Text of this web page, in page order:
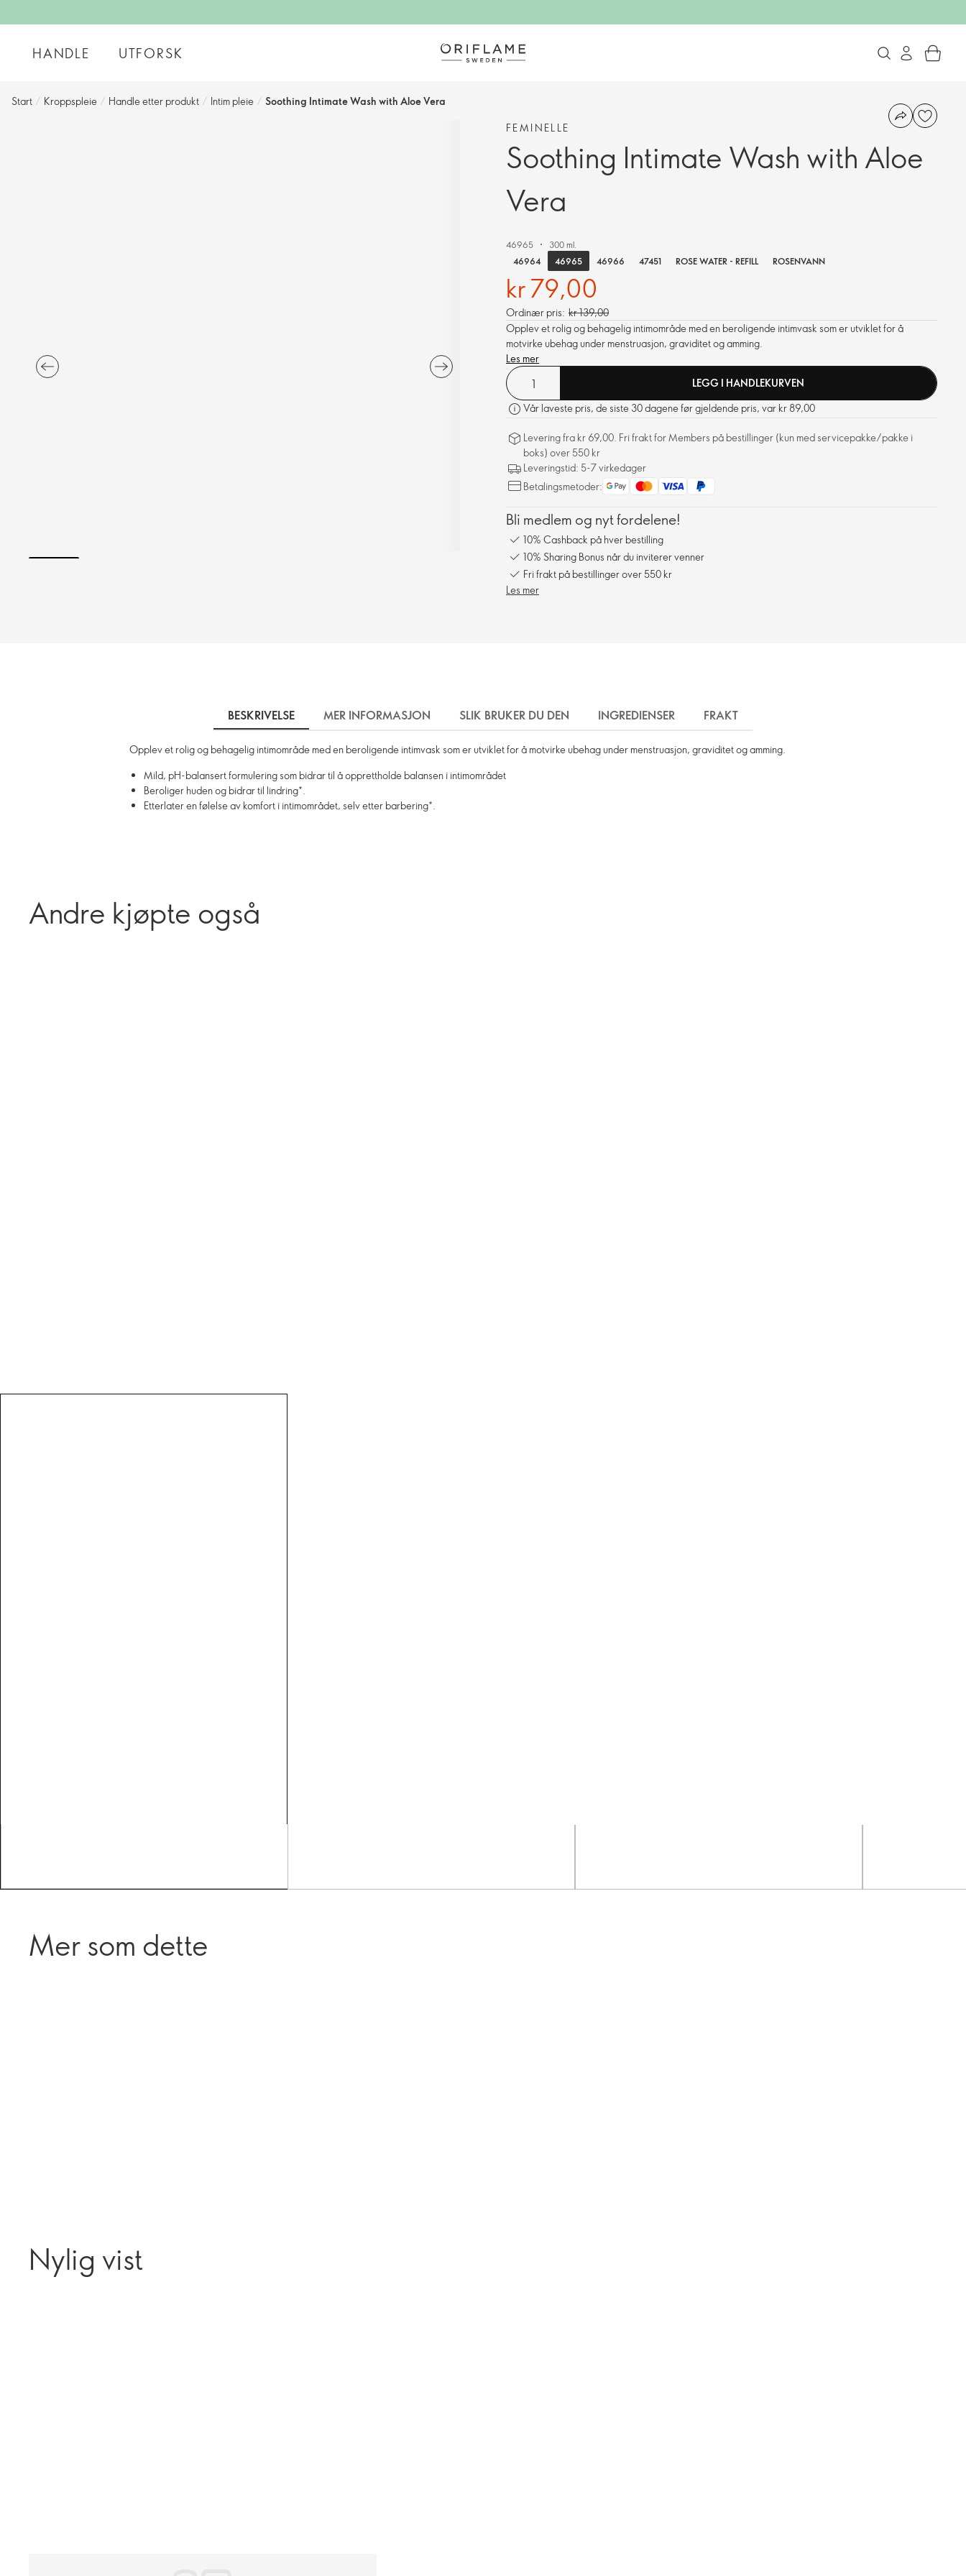
HANDLE UTFORSK
Start / Kroppspleie / Handle etter produkt / Intim pleie / Soothing Intimate Wash with Aloe Vera
FEMINELLE
Soothing Intimate Wash with Aloe
Vera
46965
300 ml.
46964
46965 46966 47451 ROSE WATER - REFILL ROSENVANN
kr 79,00
Ordinær pris: kr 139,00
Opplev et rolig og behagelig intimområde med en beroligende intimvask som er utviklet for å
motvirke ubehag under menstruasjon, graviditet og amming.
Les mer
LEGG I HANDLEKURVEN
Vår laveste pris, de siste 30 dagene før gjeldende pris, var kr 89,00
Levering fra kr 69,00. Fri frakt for Members på bestillinger (kun med servicepakke/pakke i
boks) over 550 kr
Leveringstid: 5-7 virkedager
Betalingsmetoder:
Bli medlem og nyt fordelene!
10% Cashback på hver bestilling
10% Sharing Bonus når du inviterer venner
Fri frakt på bestillinger over 550 kr
Les mer
BESKRIVELSE MER INFORMASJON SLIK BRUKER DU DEN INGREDIENSER FRAKT
Opplev et rolig og behagelig intimområde med en beroligende intimvask som er utviklet for å motvirke ubehag under menstruasjon, graviditet og amming.
Mild, pH-balansert formulering som bidrar til å opprettholde balansen i intimområdet
Beroliger huden og bidrar til lindring*.
Etterlater en følelse av komfort i intimområdet, selv etter barbering*.
Andre kjøpte også
Mer som dette
Nylig vist